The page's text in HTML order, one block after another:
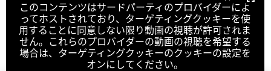
このコンテンツはサードパーティのプロバイダーによ
ってホストされており、ターゲティングクッキーを使
用することに同意しない限り動画の視聴が許可されま
せん。これらのプロバイダーの動画の視聴を希望する
場合は、ターゲティングクッキーのクッキーの設定を
オンにしてください。